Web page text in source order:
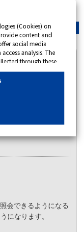
緊急時 会員サイト
を満たした内容）
会できるようになる
になります。
(Cookies) on
content and
social media
analysis. The
through these
provide
These
have collected
businesses other
the use of all
please click
purpose, please
your consent or
"Settings".
of personal
please refer to